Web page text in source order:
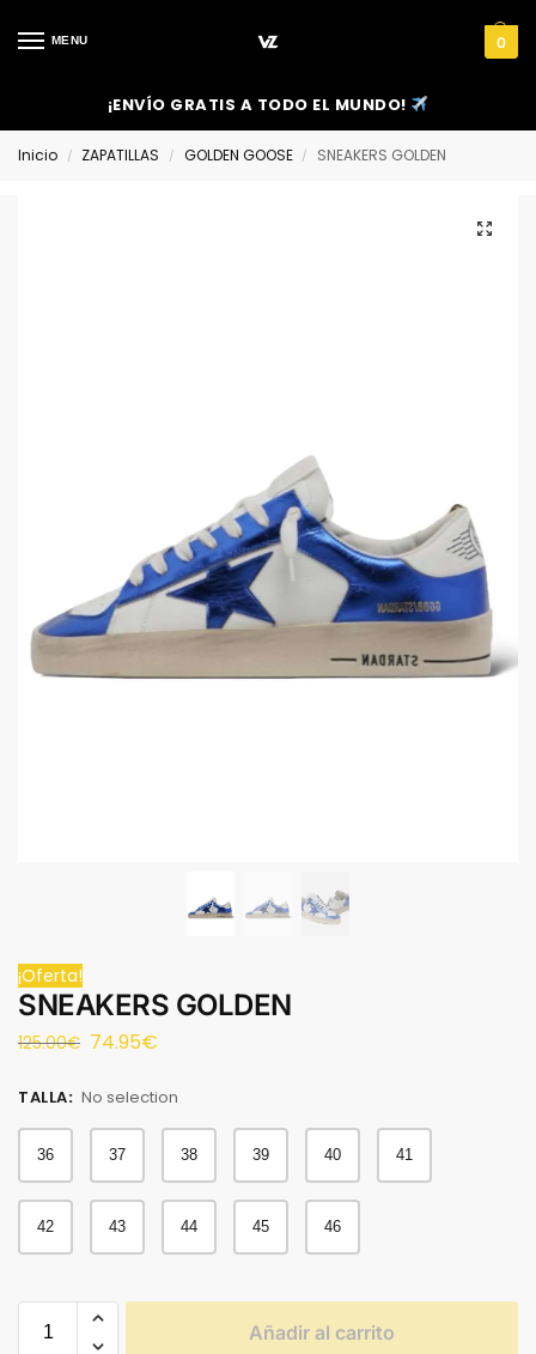
MENU 0
¡ENVÍO GRATIS A TODO EL MUNDO!
Inicio / ZAPATILLAS / GOLDEN GOOSE / SNEAKERS GOLDEN
¡Oferta!
SNEAKERS GOLDEN
125.00€ 74.95€
TALLA: No selection
36 37 38 39 40 41
42 43 44 45 46
Añadir al carrito